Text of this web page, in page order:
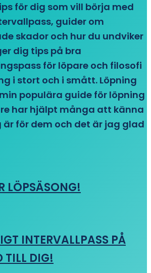
för dig som vill börja med
guider om
skador och hur du undviker
dig tips på bra
för löpare och filosofi
i stort och i smått. Löpning
populära guide för löpning
har hjälpt många att känna
för dem och det är jag glad
LÖPSÄSONG!
INTERVALLPASS PÅ
TILL DIG!